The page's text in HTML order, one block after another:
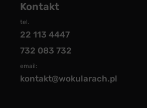
Kontakt
tel.
22 113 4447
732 083 732
email:
kontakt@wokularach.pl